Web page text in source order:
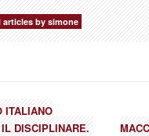
articles by simone
ITALIANO
DISCIPLINARE.